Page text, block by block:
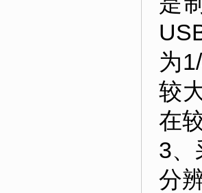
为
较
在
3、
分